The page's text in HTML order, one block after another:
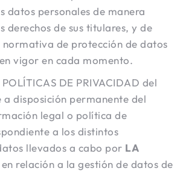
datos personales de manera
derechos de sus titulares, y de
de protección de datos
vigor en cada momento.
DE PRIVACIDAD del
a disposición permanente del
legal o política de
a los distintos
llevados a cabo por LA
en relación a la gestión de datos de